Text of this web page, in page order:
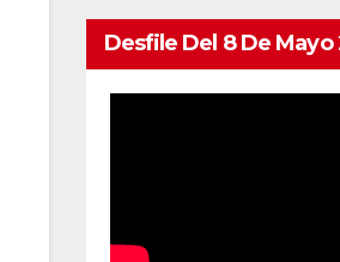
Desfile Del 8 De Mayo